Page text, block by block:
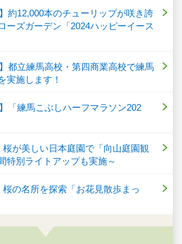
約12,000本のチューリップが咲き誇
ーズガーデン「2024ハッピーイース
都立練馬高校・第四商業高校で練馬
実施します！
「練馬こぶしハーフマラソン202
桜が美しい日本庭園で「向山庭園観
特別ライトアップも実施～
桜の名所を探索「お花見散歩まっ